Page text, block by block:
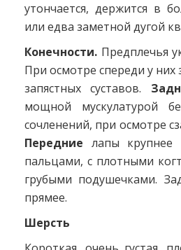
утончается, держится в
или едва заметной дугой
Конечности. Предплечья
При осмотре спереди у
запястных суставов.
мощной мускулатурой
сочленений, при осмотре
Передние лапы
пальцами, с плотными
грубыми подушечками.
прямее.
Шерсть